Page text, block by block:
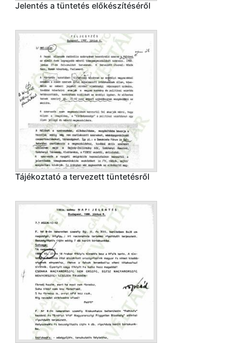
Jelentés a tüntetés előkészítéséről
Tájékoztató a tervezett tüntetésről